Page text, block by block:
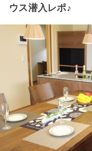
ウス潜入レポ♪